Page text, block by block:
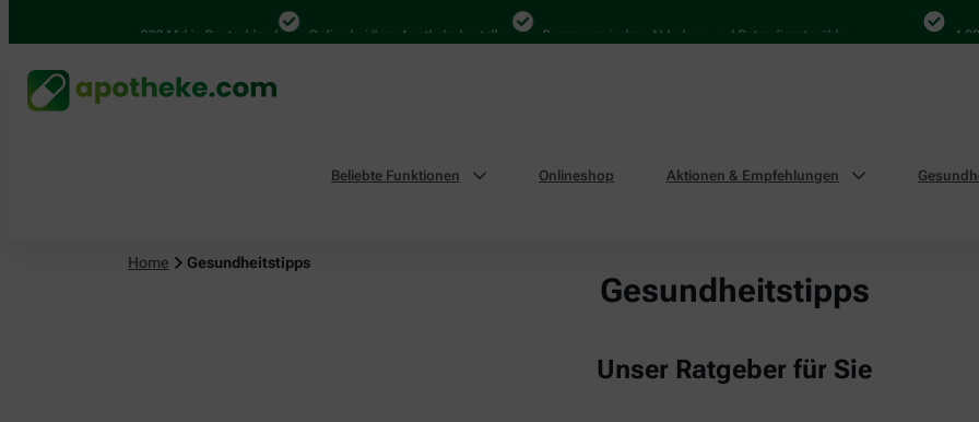
4.000 Mal in Deutschland Online bei Ihrer Apotheke bestellen Bequem zwischen Abholung und Botendienst wählen 4.000
Beliebte Funktionen Onlineshop Aktionen & Empfehlungen
Home Gesundheitstipps
Gesundheitstipps
Unser Ratgeber für Sie